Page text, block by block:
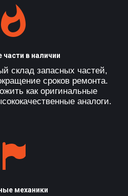
части в наличии
склад запасных частей,
сроков ремонта.
как оригинальные
аналоги.
механики